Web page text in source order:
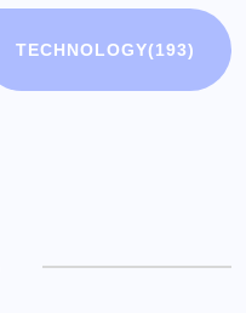
TECHNOLOGY(193)